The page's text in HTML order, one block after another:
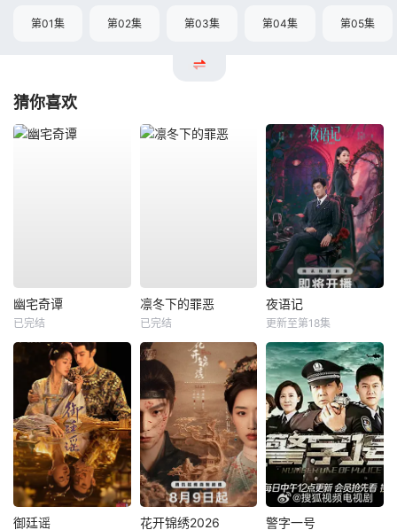
第01集 第02集 第03集 第04集 第05集
猜你喜欢
幽宅奇谭
已完结
凛冬下的罪恶
已完结
夜语记
更新至第18集
御廷谣 花开锦绣2026 警字一号